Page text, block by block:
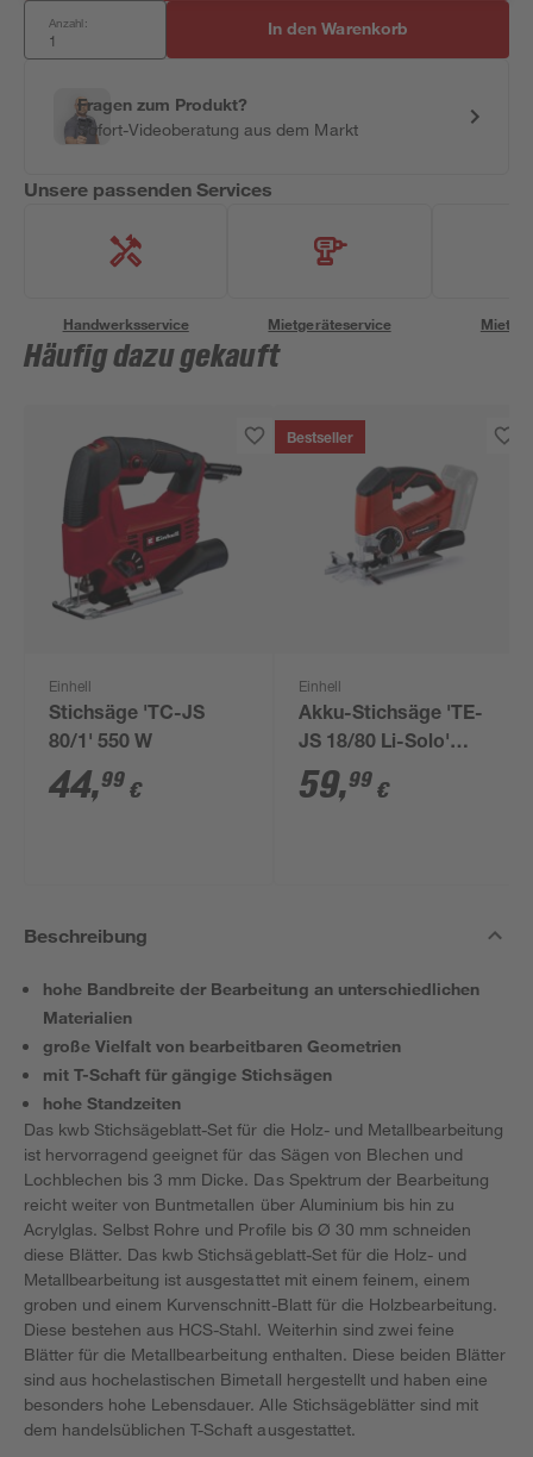
Anzahl: In den Warenkorb
Fragen zum Produkt?
Sofort-Videoberatung aus dem Markt
Unsere passenden Services
Handwerksservice Mietgeräteservice
Häufig dazu gekauft
Einhell
Stichsäge 'TC-JS
80/1' 550 W
44,99 €
Bestseller
Einhell
Akku-Stichsäge 'TE-
JS 18/80 Li-Solo'
ohne Akku und
Ladegerät
59,99 €
Beschreibung
hohe Bandbreite der Bearbeitung an unterschiedlichen
Materialien
große Vielfalt von bearbeitbaren Geometrien
mit T-Schaft für gängige Stichsägen
hohe Standzeiten
Das kwb Stichsägeblatt-Set für die Holz- und Metallbearbeitung
ist hervorragend geeignet für das Sägen von Blechen und
Lochblechen bis 3 mm Dicke. Das Spektrum der Bearbeitung
reicht weiter von Buntmetallen über Aluminium bis hin zu
Acrylglas. Selbst Rohre und Profile bis Ø 30 mm schneiden
diese Blätter. Das kwb Stichsägeblatt-Set für die Holz- und
Metallbearbeitung ist ausgestattet mit einem feinem, einem
groben und einem Kurvenschnitt-Blatt für die Holzbearbeitung.
Diese bestehen aus HCS-Stahl. Weiterhin sind zwei feine
Blätter für die Metallbearbeitung enthalten. Diese beiden Blätter
sind aus hochelastischen Bimetall hergestellt und haben eine
besonders hohe Lebensdauer. Alle Stichsägeblätter sind mit
dem handelsüblichen T-Schaft ausgestattet.